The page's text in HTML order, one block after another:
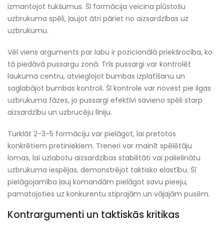
izmantojot tukšumus. Šī formācija veicina plūstošu
uzbrukuma spēli, ļaujot ātri pāriet no aizsardzības uz
uzbrukumu.
Vēl viens arguments par labu ir pozicionālā priekšrocība, ko
tā piedāvā pussargu zonā. Trīs pussargi var kontrolēt
laukuma centru, atvieglojot bumbas izplatīšanu un
saglabājot bumbas kontroli. Šī kontrole var novest pie ilgas
uzbrukuma fāzes, jo pussargi efektīvi savieno spēli starp
aizsardzību un uzbrucēju līniju.
Turklāt 2-3-5 formāciju var pielāgot, lai pretotos
konkrētiem pretiniekiem. Treneri var mainīt spēlētāju
lomas, lai uzlabotu aizsardzības stabilitāti vai palielinātu
uzbrukuma iespējas, demonstrējot taktisko elastību. Šī
pielāgojamība ļauj komandām pielāgot savu pieeju,
pamatojoties uz konkurentu stiprajām un vājajām pusēm.
Kontrargumenti un taktiskās kritikas